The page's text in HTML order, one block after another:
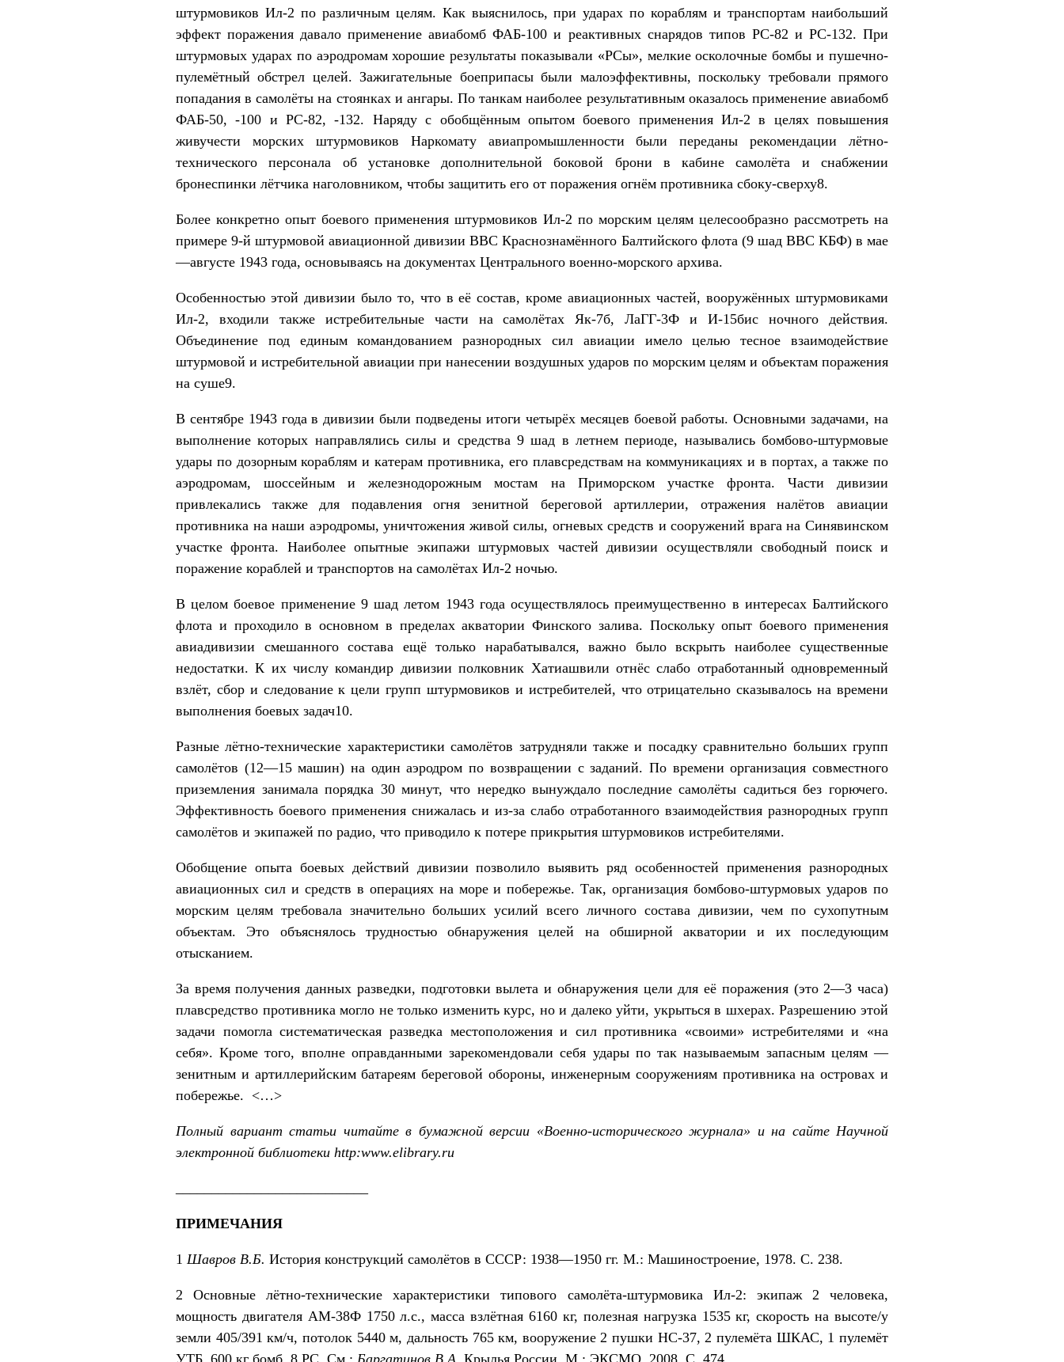
штурмовиков Ил-2 по различным целям. Как выяснилось, при ударах по кораблям и транспортам наибольший
эффект поражения давало применение авиабомб ФАБ-100 и реактивных снарядов типов РС-82 и РС-132. При
штурмовых ударах по аэродромам хорошие результаты показывали «РСы», мелкие осколочные бомбы и пушечно-
пулемётный обстрел целей. Зажигательные боеприпасы были малоэффективны, поскольку требовали прямого
попадания в самолёты на стоянках и ангары. По танкам наиболее результативным оказалось применение авиабомб
ФАБ-50, -100 и РС-82, -132. Наряду с обобщённым опытом боевого применения Ил-2 в целях повышения
живучести морских штурмовиков Наркомату авиапромышленности были переданы рекомендации лётно-
технического персонала об установке дополнительной боковой брони в кабине самолёта и снабжении
бронеспинки лётчика наголовником, чтобы защитить его от поражения огнём противника сбоку-сверху8.
Более конкретно опыт боевого применения штурмовиков Ил-2 по морским целям целесообразно рассмотреть на
примере 9-й штурмовой авиационной дивизии ВВС Краснознамённого Балтийского флота (9 шад ВВС КБФ) в мае
—августе 1943 года, основываясь на документах Центрального военно-морского архива.
Особенностью этой дивизии было то, что в её состав, кроме авиационных частей, вооружённых штурмовиками
Ил-2, входили также истребительные части на самолётах Як-7б, ЛаГГ-3Ф и И-15бис ночного действия.
Объединение под единым командованием разнородных сил авиации имело целью тесное взаимодействие
штурмовой и истребительной авиации при нанесении воздушных ударов по морским целям и объектам поражения
на суше9.
В сентябре 1943 года в дивизии были подведены итоги четырёх месяцев боевой работы. Основными задачами, на
выполнение которых направлялись силы и средства 9 шад в летнем периоде, назывались бомбово-штурмовые
удары по дозорным кораблям и катерам противника, его плавсредствам на коммуникациях и в портах, а также по
аэродромам, шоссейным и железнодорожным мостам на Приморском участке фронта. Части дивизии
привлекались также для подавления огня зенитной береговой артиллерии, отражения налётов авиации
противника на наши аэродромы, уничтожения живой силы, огневых средств и сооружений врага на Синявинском
участке фронта. Наиболее опытные экипажи штурмовых частей дивизии осуществляли свободный поиск и
поражение кораблей и транспортов на самолётах Ил-2 ночью.
В целом боевое применение 9 шад летом 1943 года осуществлялось преимущественно в интересах Балтийского
флота и проходило в основном в пределах акватории Финского залива. Поскольку опыт боевого применения
авиадивизии смешанного состава ещё только нарабатывался, важно было вскрыть наиболее существенные
недостатки. К их числу командир дивизии полковник Хатиашвили отнёс слабо отработанный одновременный
взлёт, сбор и следование к цели групп штурмовиков и истребителей, что отрицательно сказывалось на времени
выполнения боевых задач10.
Разные лётно-технические характеристики самолётов затрудняли также и посадку сравнительно больших групп
самолётов (12—15 машин) на один аэродром по возвращении с заданий. По времени организация совместного
приземления занимала порядка 30 минут, что нередко вынуждало последние самолёты садиться без горючего.
Эффективность боевого применения снижалась и из-за слабо отработанного взаимодействия разнородных групп
самолётов и экипажей по радио, что приводило к потере прикрытия штурмовиков истребителями.
Обобщение опыта боевых действий дивизии позволило выявить ряд особенностей применения разнородных
авиационных сил и средств в операциях на море и побережье. Так, организация бомбово-штурмовых ударов по
морским целям требовала значительно больших усилий всего личного состава дивизии, чем по сухопутным
объектам. Это объяснялось трудностью обнаружения целей на обширной акватории и их последующим
отысканием.
За время получения данных разведки, подготовки вылета и обнаружения цели для её поражения (это 2—3 часа)
плавсредство противника могло не только изменить курс, но и далеко уйти, укрыться в шхерах. Разрешению этой
задачи помогла систематическая разведка местоположения и сил противника «своими» истребителями и «на
себя». Кроме того, вполне оправданными зарекомендовали себя удары по так называемым запасным целям —
зенитным и артиллерийским батареям береговой обороны, инженерным сооружениям противника на островах и
побережье. <…>
Полный вариант статьи читайте в бумажной версии «Военно-исторического журнала» и на сайте Научной
электронной библиотеки http:www.elibrary.ru
ПРИМЕЧАНИЯ
1 Шавров В.Б. История конструкций самолётов в СССР: 1938—1950 гг. М.: Машиностроение, 1978. С. 238.
2 Основные лётно-технические характеристики типового самолёта-штурмовика Ил-2: экипаж 2 человека,
мощность двигателя АМ-38Ф 1750 л.с., масса взлётная 6160 кг, полезная нагрузка 1535 кг, скорость на высоте/у
земли 405/391 км/ч, потолок 5440 м, дальность 765 км, вооружение 2 пушки НС-37, 2 пулемёта ШКАС, 1 пулемёт
УТБ, 600 кг бомб, 8 РС. См.: Баргатинов В.А. Крылья России. М.: ЭКСМО, 2008. С. 474.